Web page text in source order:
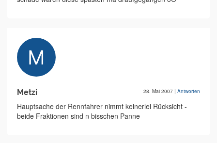
Metzi 28. Mai 2007 | Antworten
Hauptsache der Rennfahrer nimmt keinerlei Rücksicht -
beide Fraktionen sind n bisschen Panne